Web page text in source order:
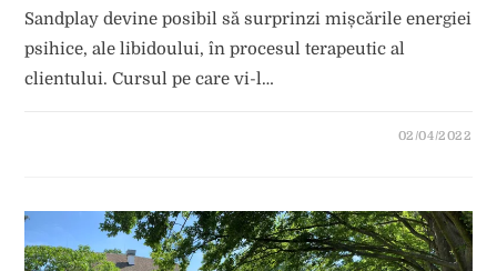
Sandplay devine posibil să surprinzi mișcările energiei
psihice, ale libidoului, în procesul terapeutic al
clientului. Cursul pe care vi-l…
02/04/2022